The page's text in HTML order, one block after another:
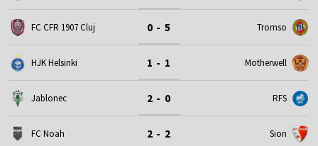
FC CFR 1907 Cluj 0 - 5 Tromso
HJK Helsinki 1 - 1 Motherwell
Jablonec 2 - 0 RFS
FC Noah 2 - 2 Sion